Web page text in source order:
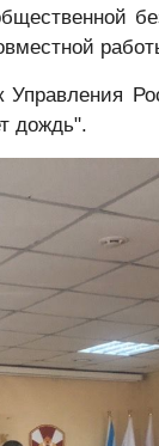
дождь".